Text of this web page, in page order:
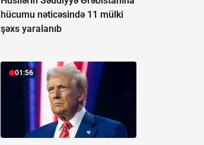
hücumu nəticəsində 11 mülki
şəxs yaralanıb
01:56